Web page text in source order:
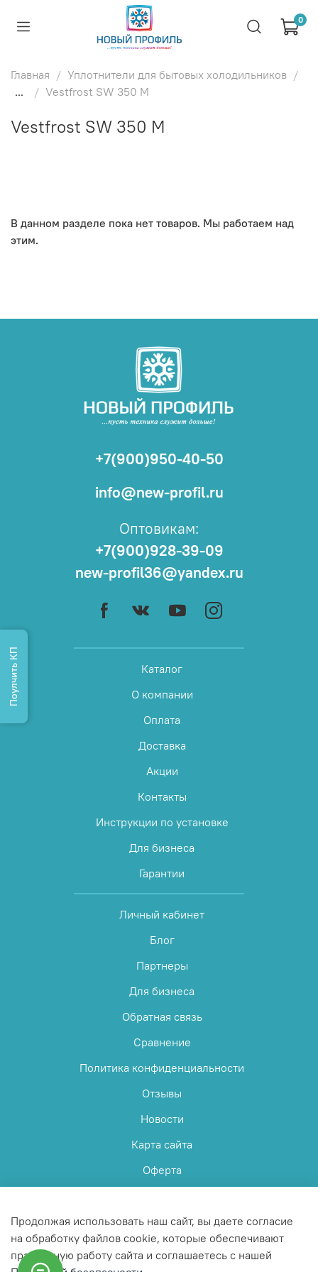
0
Главная
Уплотнители для бытовых холодильников
...
Vestfrost SW 350 M
Vestfrost SW 350 M
В данном разделе пока нет товаров. Мы работаем над
этим.
Каталог
О компании
Оплата
Доставка
Акции
Контакты
Инструкции по установке
Для бизнеса
Гарантии
Личный кабинет
Блог
Партнеры
Для бизнеса
Обратная связь
Сравнение
Политика конфиденциальности
Отзывы
Новости
Карта сайта
Оферта
+7(900)950-40-50
info@new-profil.ru
Оптовикам:
+7(900)928-39-09
new-profil36@yandex.ru
Продолжая использовать наш сайт, вы даете согласие
на обработку файлов cookie, которые обеспечивают
правильную работу сайта и соглашаетесь с нашей
Поулчить КП